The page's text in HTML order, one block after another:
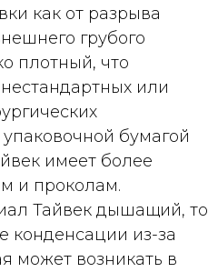
как от разрыва
грубого
плотный, что
или
бумагой
имеет более
и проколам.
Тайвек дышащий, то
конденсации из-за
может возникать в